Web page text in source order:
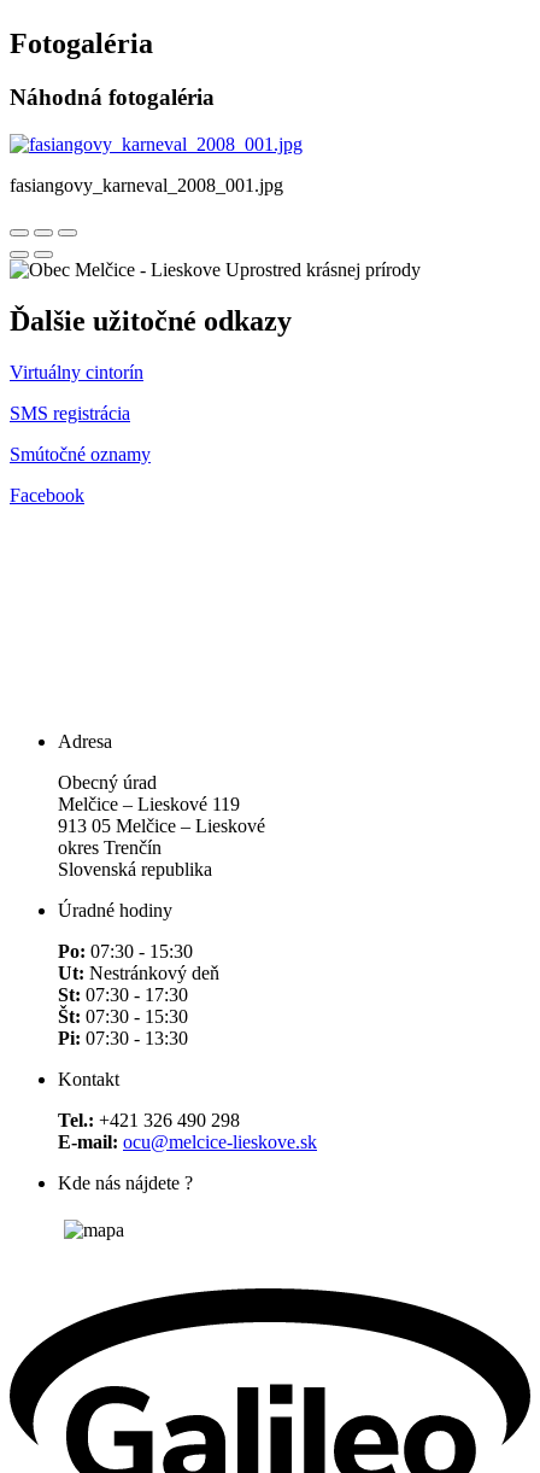
Fotogaléria
Náhodná fotogaléria
fasiangovy_karneval_2008_001.jpg
Uprostred krásnej prírody
Ďalšie užitočné odkazy
Virtuálny cintorín
SMS registrácia
Smútočné oznamy
Facebook
Adresa
Obecný úrad
Melčice – Lieskové 119
913 05 Melčice – Lieskové
okres Trenčín
Slovenská republika
Úradné hodiny
Po: 07:30 - 15:30
Ut: Nestránkový deň
St: 07:30 - 17:30
Št: 07:30 - 15:30
Pi: 07:30 - 13:30
Kontakt
Tel.: +421 326 490 298
E-mail: ocu@melcice-lieskove.sk
Kde nás nájdete ?